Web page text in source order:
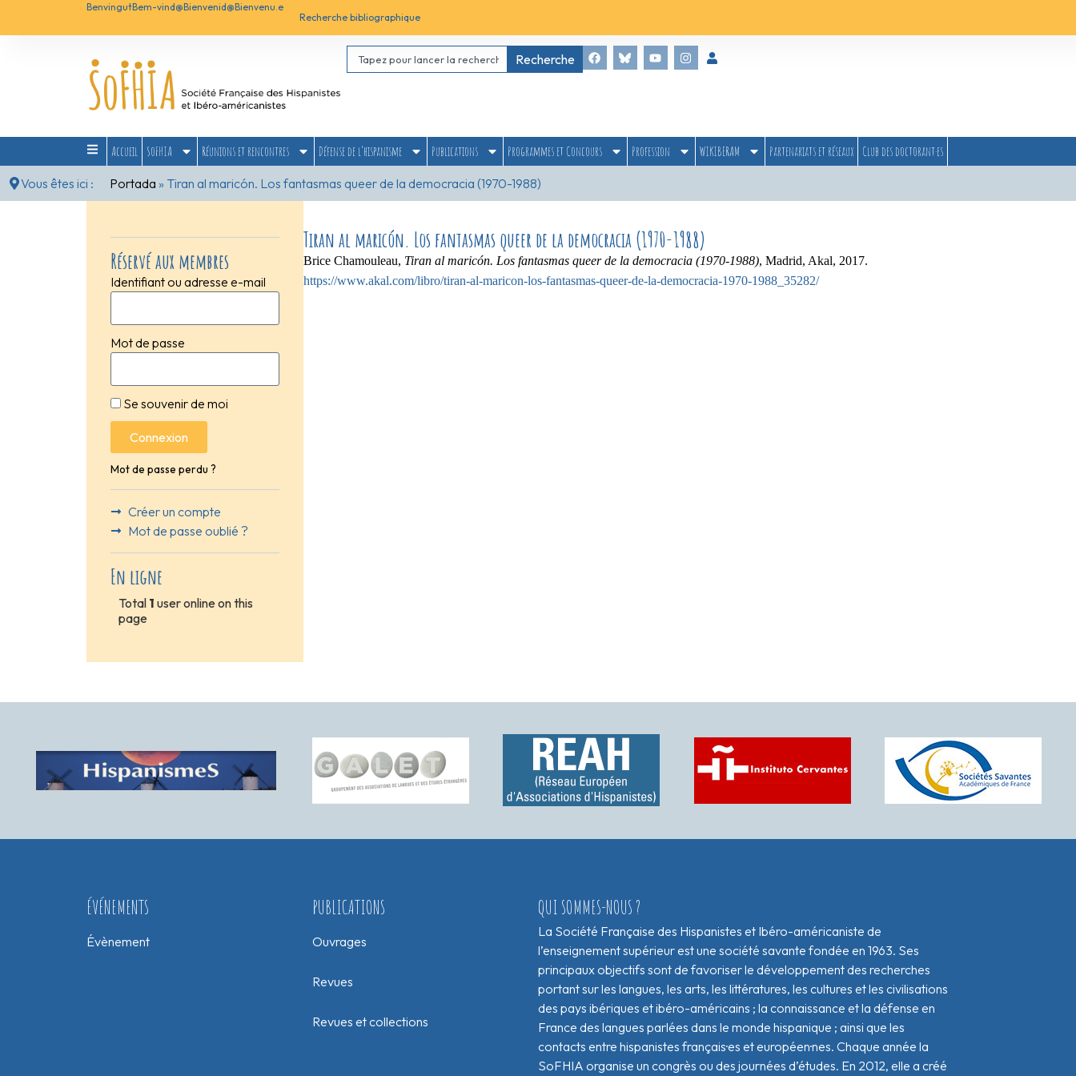
BenvingutBem-vind@Bienvenid@Bienvenu.e
Recherche bibliographique
Recherche
Accueil SoFHIA Réunions et rencontres Défense de l’hispanisme Publications Programmes et Concours Profession WIKIBERAM Partenariats et réseaux
Club des doctorant·es
Vous êtes ici :
Portada » Tiran al maricón. Los fantasmas queer de la democracia (1970-1988)
Réservé aux membres
Identifiant ou adresse e-mail
Mot de passe
Se souvenir de moi
Connexion
Mot de passe perdu ?
Créer un compte
Mot de passe oublié ?
En ligne
Total 1 user online on this
page
Tiran al maricón. Los fantasmas queer de la democracia (1970-1988)
Brice Chamouleau, Tiran al maricón. Los fantasmas queer de la democracia (1970-1988), Madrid, Akal, 2017.
https://www.akal.com/libro/tiran-al-maricon-los-fantasmas-queer-de-la-democracia-1970-1988_35282/
ÉVÉNEMENTS
Évènement
PUBLICATIONS
Ouvrages
Revues
Revues et collections
QUI SOMMES-NOUS ?
La Société Française des Hispanistes et Ibéro-américaniste de
l’enseignement supérieur est une société savante fondée en 1963. Ses
principaux objectifs sont de favoriser le développement des recherches
portant sur les langues, les arts, les littératures, les cultures et les civilisations
des pays ibériques et ibéro-américains ; la connaissance et la défense en
France des langues parlées dans le monde hispanique ; ainsi que les
contacts entre hispanistes français·es et européen·nes. Chaque année la
SoFHIA organise un congrès ou des journées d’études. En 2012, elle a créé